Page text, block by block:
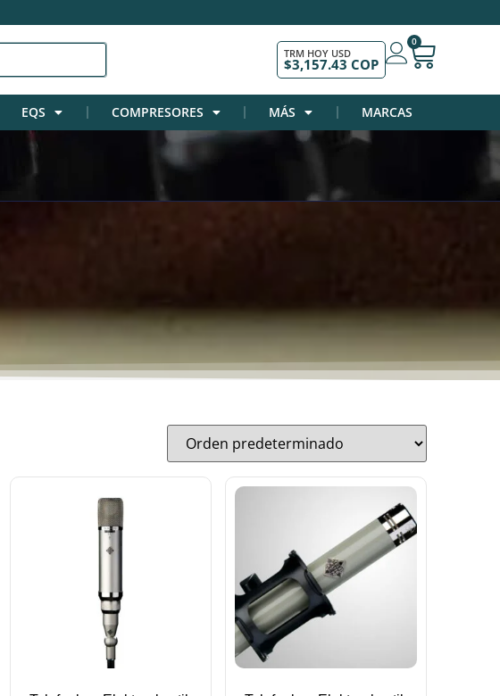
TRM HOY USD
$3,157.43 COP
0
EQS COMPRESORES MÁS MARCAS